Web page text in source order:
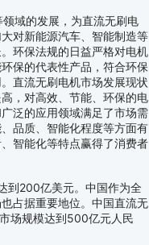
域的发展，为直流无刷电
对新能源汽车、智能制造等
环保法规的日益严格对电机
保的代表性产品，符合环保
直流无刷电机市场发展现状
，对高效、节能、环保的电
泛的应用领域满足了市场需
品质、智能化程度等方面有
智能化等特点赢得了消费者
到200亿美元。中国作为全
占据重要地位。中国直流无
场规模达到500亿元人民